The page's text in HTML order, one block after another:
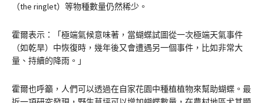
（the ringlet）等物種數量仍然稀少。
霍爾表示：「極端氣候意味著，當蝴蝶試圖從一次極端天氣事件
（如乾旱）中恢復時，幾年後又會遭遇另一個事件，比如非常大
量、持續的降雨。」
霍爾也呼籲，人們可以透過在自家花園中種植植物來幫助蝴蝶。最